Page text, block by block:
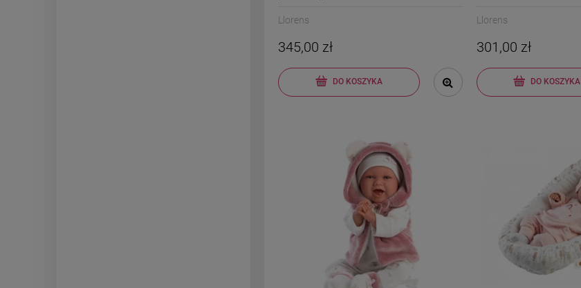
Llorens
345,00 zł
DO KOSZYKA
Llorens
301,00 zł
DO KOSZYKA